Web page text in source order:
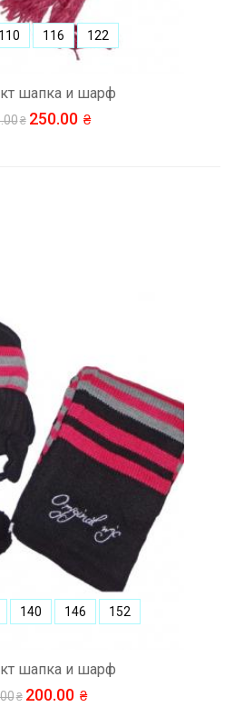
шапка и шарф
250.00
110 116 122
шапка и шарф
200.00
140 146 152